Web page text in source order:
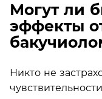
Могут ли
эффекты
Никто не